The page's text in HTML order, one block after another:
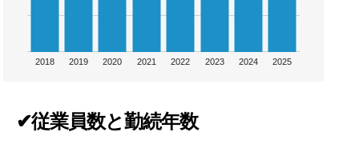
2018 2019 2020 2021 2022 2023 2024 2025
✔従業員数と勤続年数